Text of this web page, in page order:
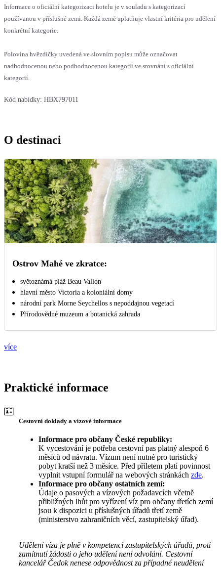
Informace o oficiální kategorizaci hotelu je v souladu s kategorizací
používanou v příslušné zemi. Každá země uplatňuje vlastní kritéria pro udělení
konkrétní kategorie.
Polovina hvězdičky uvedená ve slovním popisu může označovat
nadhodnocenou nebo podhodnocenou kategorii ve srovnání s oficiální
kategorií.
Kód nabídky: HBX797011
O destinaci
Ostrov Mahé ve zkratce:
světoznámá pláž Beau Vallon
hlavní město Victoria a koloniální domy
národní park Morne Seychellos s nepoddajnou vegetací
Přírodovědné muzeum a botanická zahrada
více
Praktické informace
Cestovní doklady a vízové informace
Informace pro občany České republiky:
K vycestování je potřeba cestovní pas platný alespoň 6
měsíců od návratu. Vízum není nutné pro turistický
pobyt kratší než 3 měsíce. Před příletem platí povinnost
vyplnit vstupní formulář na webových stránkách zde.
Informace pro občany ostatních zemí:
Údaje o pasových a vízových požadavcích včetně
přibližných lhůt pro vyřízení víz pro občany třetích zemí
jsou k dispozici u příslušných úřadů třetí země
(ministerstvo zahraničních věcí, zastupitelský úřad).
Udělení víza je plně v kompetenci zastupitelských úřadů, proti
zamítnutí žádosti o jeho udělení není odvolání. Cestovní
kancelář Čedok nenese odpovědnost za případné neudělení